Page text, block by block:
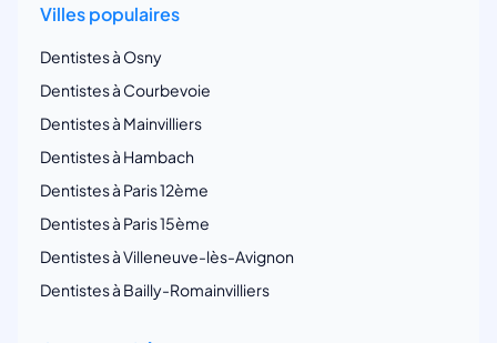
Villes populaires
Dentistes à Osny
Dentistes à Courbevoie
Dentistes à Mainvilliers
Dentistes à Hambach
Dentistes à Paris 12ème
Dentistes à Paris 15ème
Dentistes à Villeneuve-lès-Avignon
Dentistes à Bailly-Romainvilliers